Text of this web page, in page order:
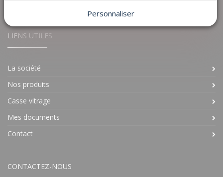
LIENS UTILES
La société
Nos produits
Casse vitrage
Mes documents
Contact
CONTACTEZ-NOUS
Personnaliser